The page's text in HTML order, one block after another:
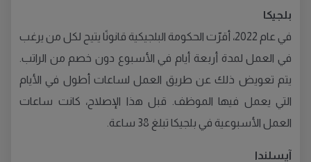
بلجيكا
في عام 2022، أقرّت الحكومة البلجيكية قانونًا يتيح لكل من يرغب
في العمل لمدة أربعة أيام في الأسبوع دون خصم من الراتب.
يتم تعويض ذلك عن طريق العمل لساعات أطول في الأيام
التي يعمل فيها الموظف. قبل هذا الإصلاح، كانت ساعات
العمل الأسبوعية في بلجيكا تبلغ 38 ساعة.
آيسلندا